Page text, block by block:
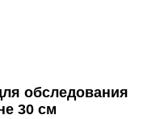
обследования
30 см